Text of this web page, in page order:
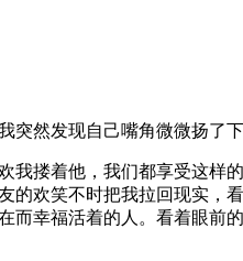
然发现自己嘴角微微扬了下
我搂着他，我们都享受这样
的欢笑不时把我拉回现实，
而幸福活着的人。看着眼前